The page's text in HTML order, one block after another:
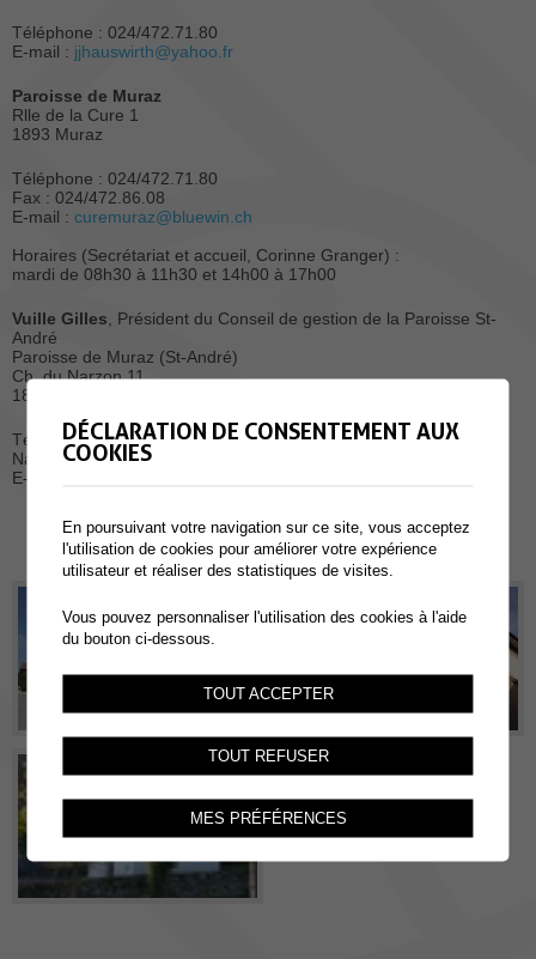
Téléphone : 024/472.71.80
E-mail : jjhauswirth@yahoo.fr
Paroisse de Muraz
Rlle de la Cure 1
1893 Muraz
Téléphone : 024/472.71.80
Fax : 024/472.86.08
E-mail : curemuraz@bluewin.ch
Horaires (Secrétariat et accueil, Corinne Granger) :
mardi de 08h30 à 11h30 et 14h00 à 17h00
Vuille Gilles, Président du Conseil de gestion de la Paroisse St-
André
Paroisse de Muraz (St-André)
Ch. du Narzon 11
1893 Muraz
Téléphone : 024/472.86.41
Natel : 079/478.12.19
E-mail :
DÉCLARATION DE CONSENTEMENT AUX
COOKIES
En poursuivant votre navigation sur ce site, vous acceptez
l'utilisation de cookies pour améliorer votre expérience
utilisateur et réaliser des statistiques de visites.
Vous pouvez personnaliser l'utilisation des cookies à l'aide
du bouton ci-dessous.
TOUT ACCEPTER
TOUT REFUSER
MES PRÉFÉRENCES